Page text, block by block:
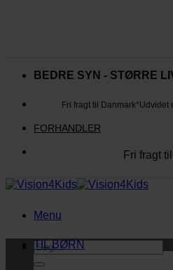
BEDRE SYN - STØRRE
Fri fragt til Danmark*Udvidet
FORHANDLER
Fri fragt
Menu
Søg
efter:
TIL BØRN